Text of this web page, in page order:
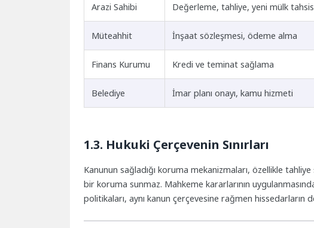
Arazi Sahibi Değerleme, tahliye, yeni mülk
Müteahhit İnşaat sözleşmesi, ödeme alma
Finans Kurumu Kredi ve teminat sağlama
Belediye İmar planı onayı, kamu hizmeti
1.3. Hukuki Çerçevenin Sınırları
Kanunun sağladığı koruma mekanizmaları, özellikle
bir koruma sunmaz. Mahkeme kararlarının
politikaları, aynı kanun çerçevesine rağmen